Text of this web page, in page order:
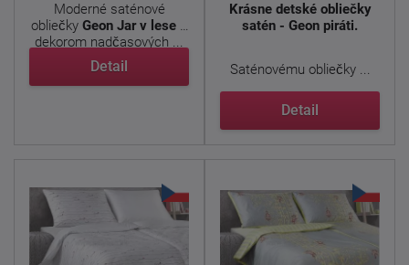
Moderné saténové
obliečky Geon Jar v lese s
dekorom nadčasových ...
Detail
Krásne detské obliečky
satén - Geon piráti.
Saténovému obliečky ...
Detail